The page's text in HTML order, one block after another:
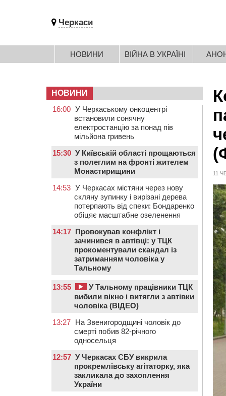
Черкаси
НОВИНИ ВІЙНА В УКРАЇНІ
11
НОВИНИ
16:00 У Черкаському онкоцентрі
встановили сонячну
електростанцію за понад пів
мільйона гривень
15:30 У Київській області прощаються
з полеглим на фронті жителем
Монастирищини
14:53 У Черкасах містяни через нову
скляну зупинку і вирізані дерева
потерпають від спеки: Бондаренко
обіцяє масштабне озеленення
14:17 Провокував конфлікт і
зачинився в автівці: у ТЦК
прокоментували скандал із
затриманням чоловіка у
Тальному
13:55
У Тальному працівники ТЦК
вибили вікно і витягли з автівки
чоловіка (ВІДЕО)
13:27 На Звенигородщині чоловік до
смерті побив 82-річного
односельця
12:57 У Черкасах СБУ викрила
прокремлівську агітаторку, яка
закликала до захоплення
України